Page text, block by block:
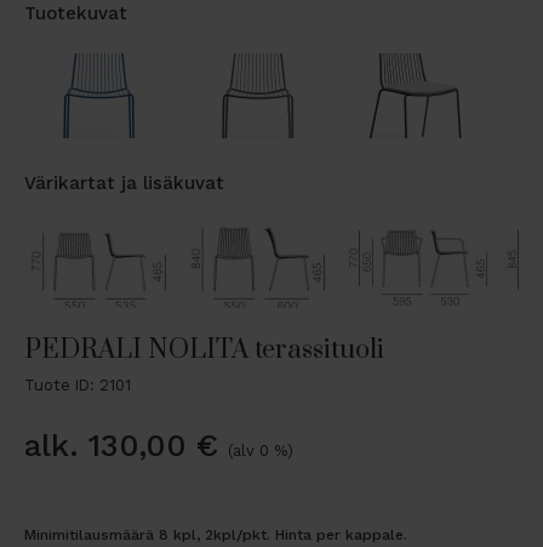
Tuotekuvat
Värikartat ja lisäkuvat
PEDRALI NOLITA terassituoli
Tuote ID: 2101
alk. 130,00 € (alv 0 %)
Minimitilausmäärä 8 kpl, 2kpl/pkt. Hinta per kappale.